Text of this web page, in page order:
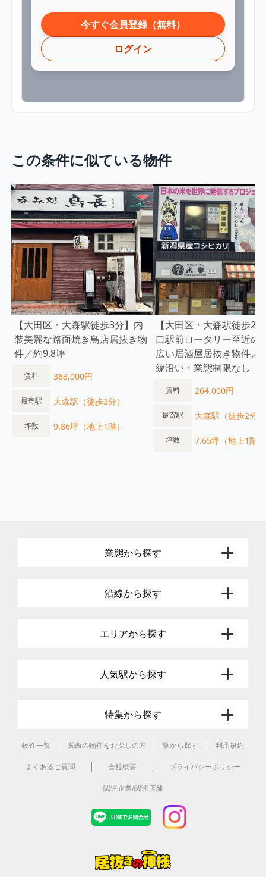
今すぐ会員登録（無料）
ログイン
この条件に似ている物件
【大田区・大森駅徒歩3分】内
装美麗な路面焼き鳥店居抜き物
件／約9.8坪
賃料 363,000円
最寄駅 大森駅（徒歩3分）
坪数 9.86坪（地上1階）
【大田区・大森駅徒歩2
口駅前ロータリー至近の
広い居酒屋居抜き物件／
線沿い・業態制限なし
賃料 264,000円
最寄駅 大森駅（徒歩2分）
坪数 7.65坪（地上1階）
業態から探す
沿線から探す
エリアから探す
人気駅から探す
特集から探す
物件一覧 関西の物件をお探しの方 駅から探す 利用規約
よくあるご質問 会社概要 プライバシーポリシー
関連企業/関連店舗